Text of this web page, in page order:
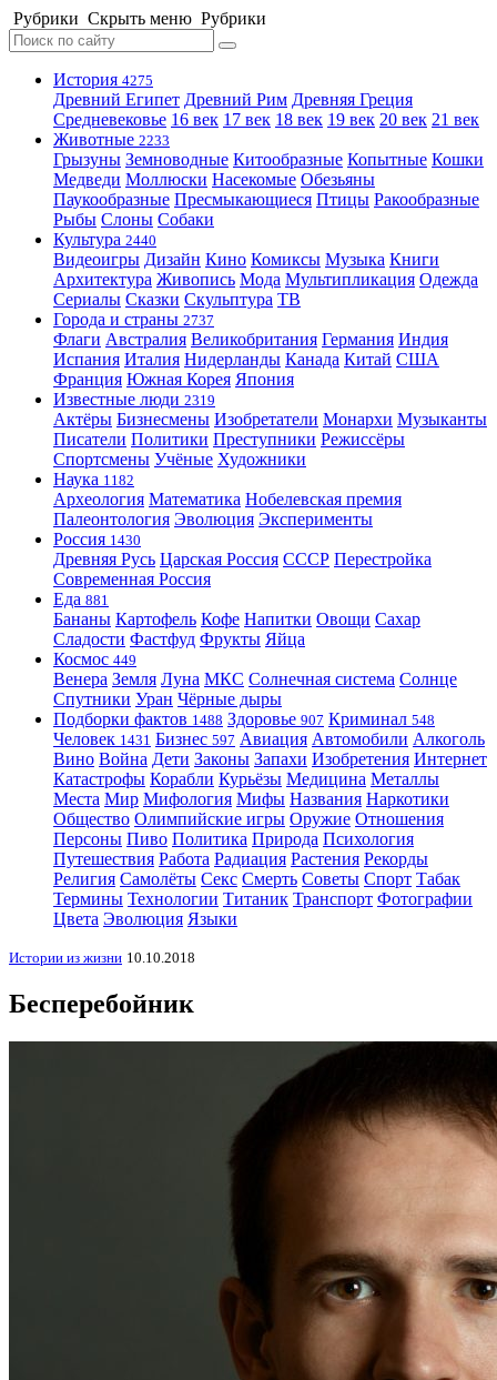
Рубрики Скрыть меню Рубрики
История 4275
Древний Египет Древний Рим Древняя Греция
Средневековье 16 век 17 век 18 век 19 век 20 век 21 век
Животные 2233
Грызуны Земноводные Китообразные Копытные Кошки
Медведи Моллюски Насекомые Обезьяны
Паукообразные Пресмыкающиеся Птицы Ракообразные
Рыбы Слоны Собаки
Культура 2440
Видеоигры Дизайн Кино Комиксы Музыка Книги
Архитектура Живопись Мода Мультипликация Одежда
Сериалы Сказки Скульптура ТВ
Города и страны 2737
Флаги Австралия Великобритания Германия Индия
Испания Италия Нидерланды Канада Китай США
Франция Южная Корея Япония
Известные люди 2319
Актёры Бизнесмены Изобретатели Монархи Музыканты
Писатели Политики Преступники Режиссёры
Спортсмены Учёные Художники
Наука 1182
Археология Математика Нобелевская премия
Палеонтология Эволюция Эксперименты
Россия 1430
Древняя Русь Царская Россия СССР Перестройка
Современная Россия
Еда 881
Бананы Картофель Кофе Напитки Овощи Сахар
Сладости Фастфуд Фрукты Яйца
Космос 449
Венера Земля Луна МКС Солнечная система Солнце
Спутники Уран Чёрные дыры
Подборки фактов 1488 Здоровье 907 Криминал 548
Человек 1431 Бизнес 597 Авиация Автомобили Алкоголь
Вино Война Дети Законы Запахи Изобретения Интернет
Катастрофы Корабли Курьёзы Медицина Металлы
Места Мир Мифология Мифы Названия Наркотики
Общество Олимпийские игры Оружие Отношения
Персоны Пиво Политика Природа Психология
Путешествия Работа Радиация Растения Рекорды
Религия Самолёты Секс Смерть Советы Спорт Табак
Термины Технологии Титаник Транспорт Фотографии
Цвета Эволюция Языки
Истории из жизни 10.10.2018
Бесперебойник